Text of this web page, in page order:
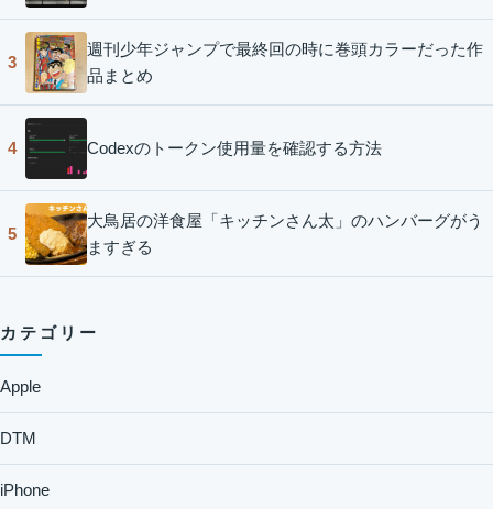
3
週刊少年ジャンプで最終回の時に巻頭カラーだった作
品まとめ
4 Codexのトークン使用量を確認する方法
5
大鳥居の洋食屋「キッチンさん太」のハンバーグがう
ますぎる
カテゴリー
Apple
DTM
iPhone